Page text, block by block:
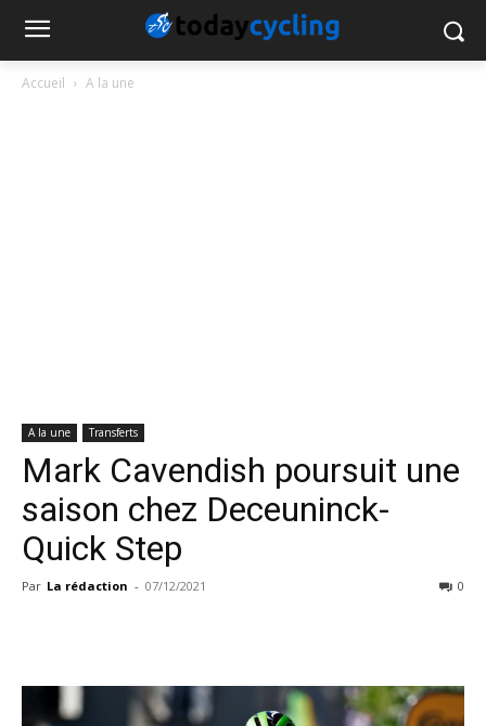
Accueil A la une
A la une Transferts
Mark Cavendish poursuit une
saison chez Deceuninck-
Quick Step
Par La rédaction - 07/12/2021 0